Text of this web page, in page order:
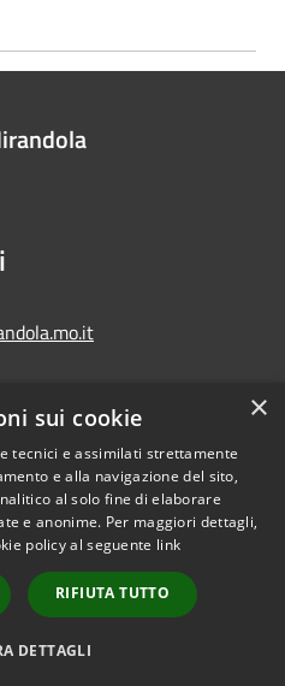
Telegram
Copyright © 2026 • Comune di
Municipium•
Accesso
redazione
×
sui cookie
tecnici e assimilati strettamente
e alla navigazione del sito,
al solo fine di elaborare
e anonime. Per maggiori dettagli,
policy al seguente link
RIFIUTA TUTTO
DETTAGLI